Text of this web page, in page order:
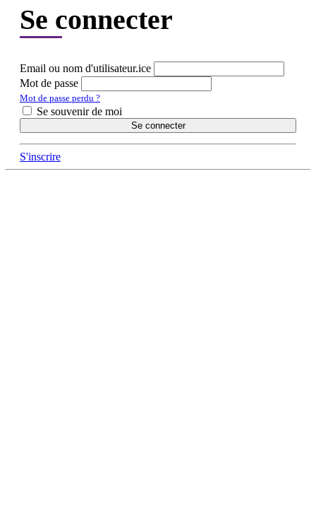
Se connecter
Email ou nom d'utilisateur.ice
Mot de passe
Mot de passe perdu ?
Se souvenir de moi
Se connecter
S'inscrire